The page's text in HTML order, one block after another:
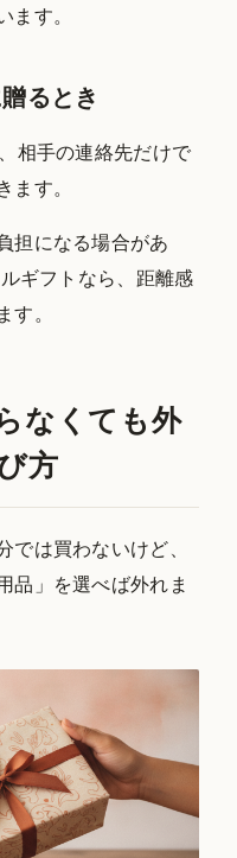
ます。
るとき
相手の連絡先だけで
ます。
担になる場合があ
ギフトなら、距離感
す。
なくても外
方
では買わないけど、
品」を選べば外れま